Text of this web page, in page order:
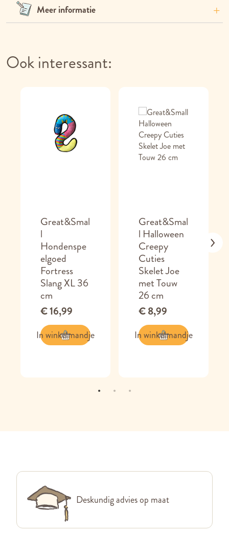
Meer informatie
Ook interessant:
Great&Smal
l
Hondenspe
elgoed
Fortress
Slang XL 36
cm
€ 16,99
In winkelmandje
Great&Smal
l Halloween
Creepy
Cuties
Skelet Joe
met Touw
26 cm
€ 8,99
In winkelmandje
Deskundig advies op maat